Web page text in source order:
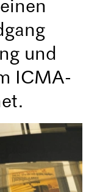
und
ICMA-